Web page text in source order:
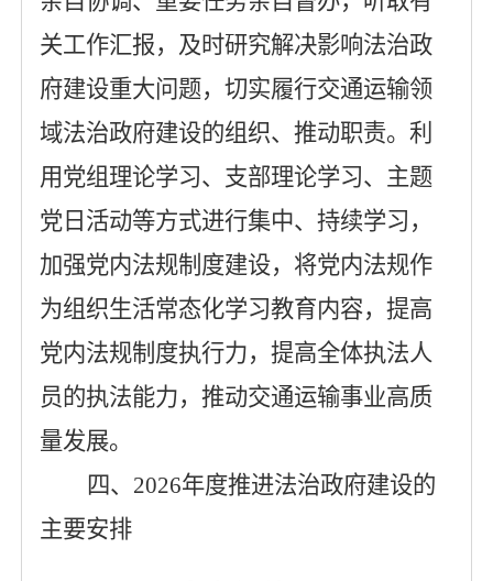
关工作汇报，及时研究解决影响法治政
府建设重大问题，切实履行交通运输领
域法治政府建设的组织、推动职责。利
用党组理论学习、支部理论学习、主题
党日活动等方式进行集中、持续学习，
加强党内法规制度建设，将党内法规作
为组织生活常态化学习教育内容，提高
党内法规制度执行力，提高全体执法人
员的执法能力，推动交通运输事业高质
量发展。
四、 2026年度推进法治政府建设的
主要安排